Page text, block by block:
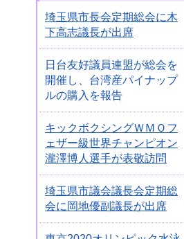
埼玉県市長会定期総会に木
下高志議長が出席
日台友好議員連盟が総会を
開催し、台湾産パイナップ
ルの購入を報告
キックボクシングＷＭＯフ
ェザー級世界チャンピオン
瀧澤博人選手が表敬訪問
埼玉県市議会議長会定期総
会に岡地優副議長が出席